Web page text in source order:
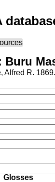
Buru
Alfred R.
Glosses